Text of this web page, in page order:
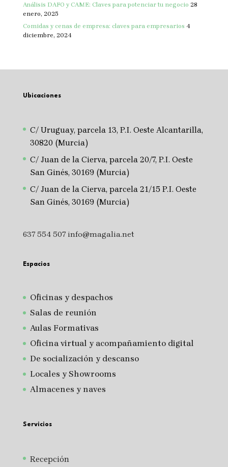
Análisis DAFO y CAME: Claves para potenciar tu negocio 28
enero, 2025
Comidas y cenas de empresa: claves para empresarios 4
diciembre, 2024
Ubicaciones
C/ Uruguay, parcela 13, P.I. Oeste Alcantarilla,
30820 (Murcia)
C/ Juan de la Cierva, parcela 20/7, P.I. Oeste
San Ginés, 30169 (Murcia)
C/ Juan de la Cierva, parcela 21/15 P.I. Oeste
San Ginés, 30169 (Murcia)
637 554 507 info@magalia.net
Espacios
Oficinas y despachos
Salas de reunión
Aulas Formativas
Oficina virtual y acompañamiento digital
De socialización y descanso
Locales y Showrooms
Almacenes y naves
Servicios
Recepción